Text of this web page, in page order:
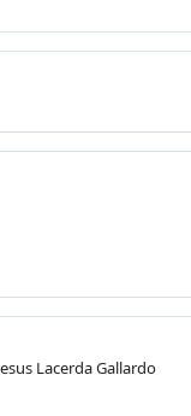
Lacerda Gallardo